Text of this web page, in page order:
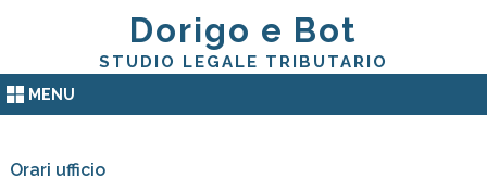
Dorigo e Bot
STUDIO LEGALE TRIBUTARIO
MENU
Orari ufficio